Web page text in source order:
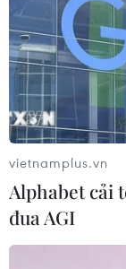
số?
04/08/2026 04:13
vietnamplus.vn
Alphabet cải
đua AGI